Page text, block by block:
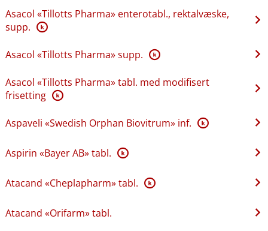
Asacol «Tillotts Pharma» enterotabl., rektalvæske,
supp. K
Asacol «Tillotts Pharma» supp. K
Asacol «Tillotts Pharma» tabl. med modifisert
frisetting K
Aspaveli «Swedish Orphan Biovitrum» inf. K
Aspirin «Bayer AB» tabl. K
Atacand «Cheplapharm» tabl. K
Atacand «Orifarm» tabl.